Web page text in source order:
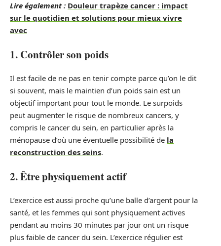
Lire également : Douleur trapèze cancer : impact
sur le quotidien et solutions pour mieux vivre
avec
1. Contrôler son poids
Il est facile de ne pas en tenir compte parce qu’on le dit
si souvent, mais le maintien d’un poids sain est un
objectif important pour tout le monde. Le surpoids
peut augmenter le risque de nombreux cancers, y
compris le cancer du sein, en particulier après la
ménopause d’où une éventuelle possibilité de la
reconstruction des seins.
2. Être physiquement actif
L’exercice est aussi proche qu’une balle d’argent pour la
santé, et les femmes qui sont physiquement actives
pendant au moins 30 minutes par jour ont un risque
plus faible de cancer du sein. L’exercice régulier est